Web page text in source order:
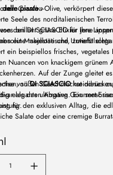
Casaliva-Olive, verkörpert
Seele des norditalienischen
den DI SCIASCIO für jene
Makellose und
delle piante
brillant grüne Elixier Ihre
eine majestätische, zutiefst
ein beispiellos frisches, vegetales
Nuancen von knackigem grünem
Auf der Zunge gleitet
süßen
eleganten Abgang. Ein
vonDI SCIASCIOhat dieses
als das ultimative Gourmet-
für den exklusiven Alltag, die
Salate oder eine cremige